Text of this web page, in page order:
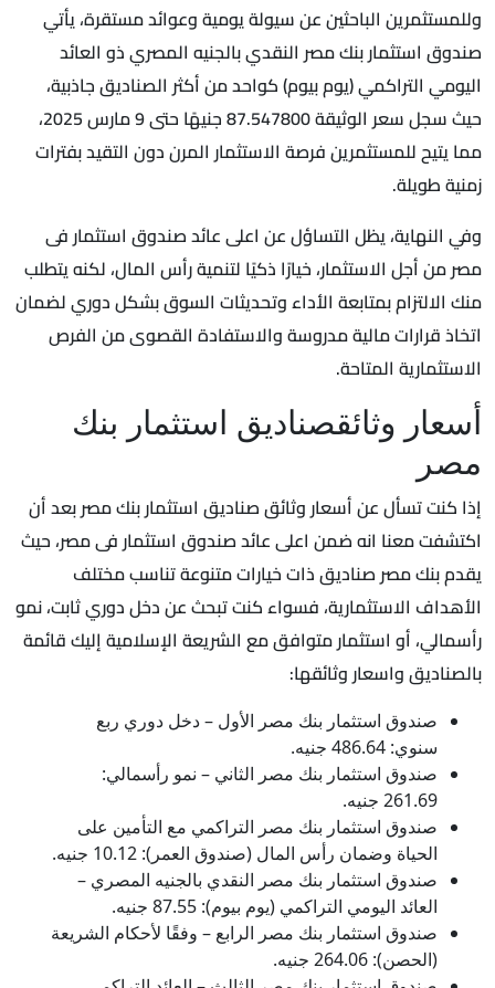
وللمستثمرين الباحثين عن سيولة يومية وعوائد مستقرة، يأتي
صندوق استثمار بنك مصر النقدي بالجنيه المصري ذو العائد
اليومي التراكمي (يوم بيوم) كواحد من أكثر الصناديق جاذبية،
حيث سجل سعر الوثيقة 87.547800 جنيهًا حتى 9 مارس 2025،
مما يتيح للمستثمرين فرصة الاستثمار المرن دون التقيد بفترات
زمنية طويلة.
وفي النهاية، يظل التساؤل عن اعلى عائد صندوق استثمار فى
مصر من أجل الاستثمار، خيارًا ذكيًا لتنمية رأس المال، لكنه يتطلب
منك الالتزام بمتابعة الأداء وتحديثات السوق بشكل دوري لضمان
اتخاذ قرارات مالية مدروسة والاستفادة القصوى من الفرص
الاستثمارية المتاحة.
أسعار وثائقصناديق استثمار بنك
مصر
إذا كنت تسأل عن أسعار وثائق صناديق استثمار بنك مصر بعد أن
اكتشفت معنا انه ضمن اعلى عائد صندوق استثمار فى مصر، حيث
يقدم بنك مصر صناديق ذات خيارات متنوعة تناسب مختلف
الأهداف الاستثمارية، فسواء كنت تبحث عن دخل دوري ثابت، نمو
رأسمالي، أو استثمار متوافق مع الشريعة الإسلامية إليك قائمة
بالصناديق واسعار وثائقها:
صندوق استثمار بنك مصر الأول – دخل دوري ربع
سنوي: 486.64 جنيه.
صندوق استثمار بنك مصر الثاني – نمو رأسمالي:
261.69 جنيه.
صندوق استثمار بنك مصر التراكمي مع التأمين على
الحياة وضمان رأس المال (صندوق العمر): 10.12 جنيه.
صندوق استثمار بنك مصر النقدي بالجنيه المصري –
العائد اليومي التراكمي (يوم بيوم): 87.55 جنيه.
صندوق استثمار بنك مصر الرابع – وفقًا لأحكام الشريعة
(الحصن): 264.06 جنيه.